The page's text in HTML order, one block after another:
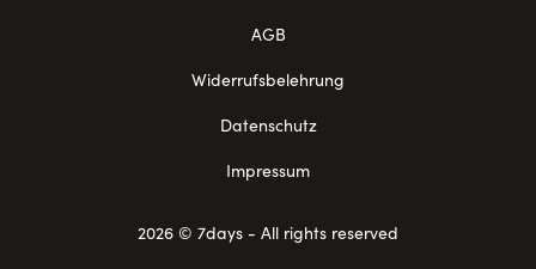
AGB
Widerrufsbelehrung
Datenschutz
Impressum
2026 © 7days - All rights reserved